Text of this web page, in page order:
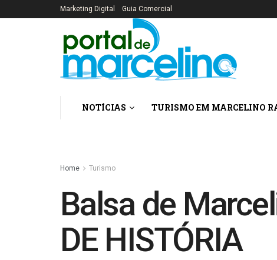
Marketing Digital Guia Comercial
NOTÍCIAS TURISMO EM MARCELINO
Home Turismo
Balsa de
DE HISTÓRIA